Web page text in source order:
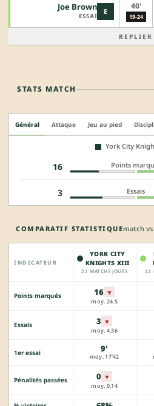
E
Joe Brown
ESSAI
40'
19-24
REPLIER
STATS MATCH
Général Attaque Jeu au pied
York City
16 Points
3 Essais
COMPARATIF STATISTIQUEmatch
INDICATEUR
YORK CITY
KNIGHTS XIII
22 MATCHS JOUÉS 22
Points marqués 16 ▼
moy. 24.5
Essais 3 ▼
moy. 4.36
1er essai 9'
moy. 17'42
Pénalités passées 0 ▼
moy. 0.14